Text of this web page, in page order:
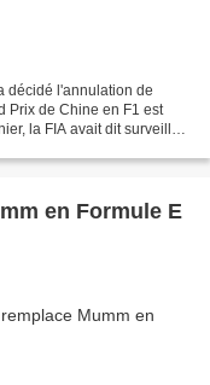
décidé l'annulation de
Prix de Chine en F1 est
la FIA avait dit surveiller
en Formule E